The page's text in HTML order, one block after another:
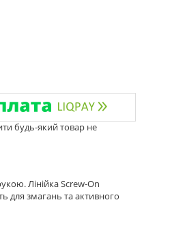
будь-який товар не
Лінійка Screw-On
для змагань та активного